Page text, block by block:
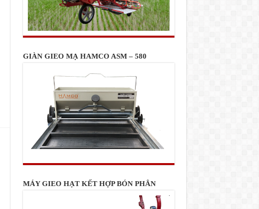
GIÀN GIEO MẠ HAMCO ASM – 580
MÁY GIEO HẠT KẾT HỢP BÓN PHÂN